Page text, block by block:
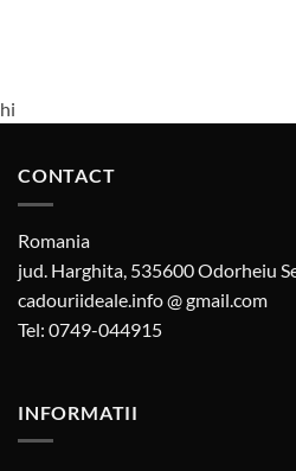
hi
CONTACT
Romania
jud. Harghita, 535600 Odorheiu
cadouriideale.info @ gmail.com
Tel: 0749-044915
INFORMATII